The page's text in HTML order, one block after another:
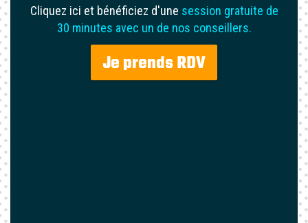
Cliquez ici et bénéficiez d'une session gratuite de
30 minutes avec un de nos conseillers.
Je prends RDV